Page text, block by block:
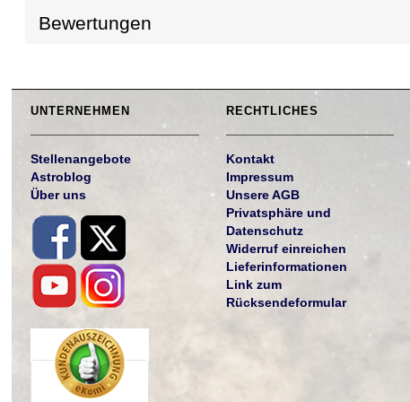
Bewertungen
UNTERNEHMEN
Stellenangebote
Astroblog
Über uns
RECHTLICHES
Kontakt
Impressum
Unsere AGB
Privatsphäre und
Datenschutz
Widerruf einreichen
Lieferinformationen
Link zum
Rücksendeformular